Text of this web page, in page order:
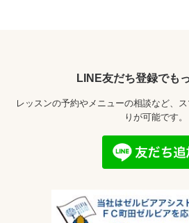
LINE友だち登録でも
レッスンの予約やメニューの相談など、
りが可能です。